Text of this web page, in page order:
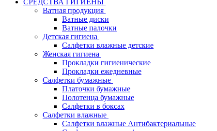
СРЕДСТВА ГИГИЕНЫ
Ватная продукция
Ватные диски
Ватные палочки
Детская гигиена
Салфетки влажные детские
Женская гигиена
Прокладки гигиенические
Прокладки ежедневные
Салфетки бумажные
Платочки бумажные
Полотенца бумажные
Салфетки в боксах
Салфетки влажные
Салфетки влажные Антибактериальные